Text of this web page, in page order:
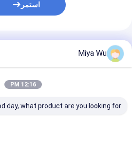
استمر
المنتجات الموصى بها
Miya Wu
12:16 PM
day, what product are you looking for?